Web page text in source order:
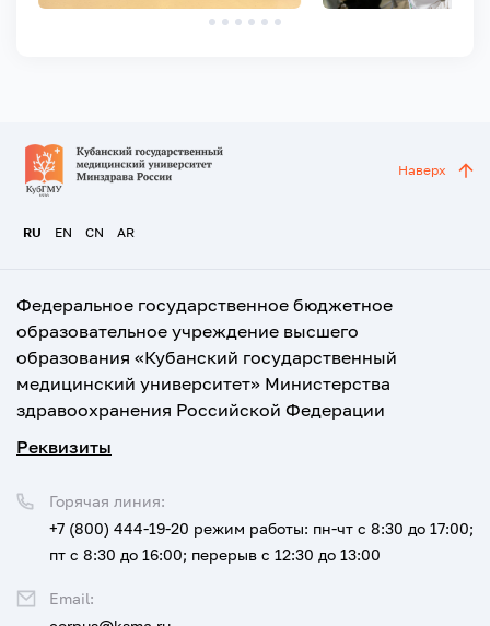
RU EN CN AR
Наверх
Федеральное государственное бюджетное
образовательное учреждение высшего
образования «Кубанский государственный
медицинский университет» Министерства
здравоохранения Российской Федерации
Реквизиты
Горячая линия:
+7 (800) 444-19-20 режим работы: пн-чт с 8:30 до 17:00;
пт с 8:30 до 16:00; перерыв с 12:30 до 13:00
Email: